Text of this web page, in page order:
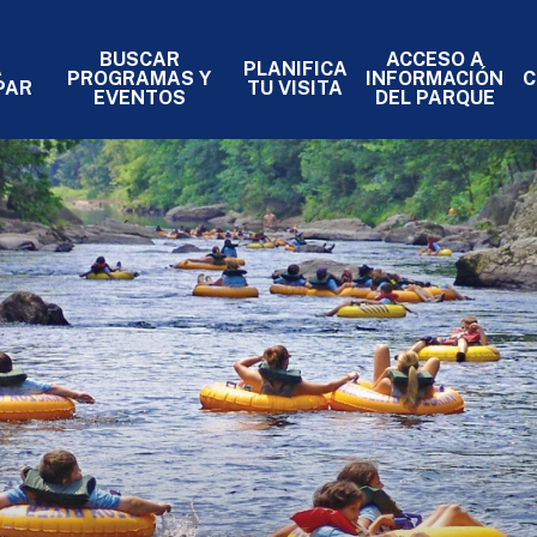
PRIMARY
BUSCAR
PROGRAMAS Y
EVENTOS
PLANIFICA
TU VISITA
ACCESO A
INFORMACIÓN
DEL PARQUE